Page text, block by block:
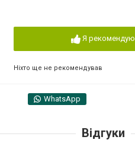
Я рекомендую
Ніхто ще не рекомендував
WhatsApp
Відгуки